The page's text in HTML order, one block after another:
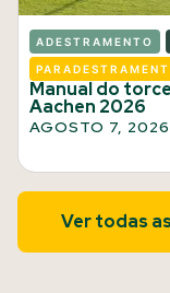
ADESTRAMENTO
Manual do
Aachen 2026
AGOSTO 7, 2026
Ver todas